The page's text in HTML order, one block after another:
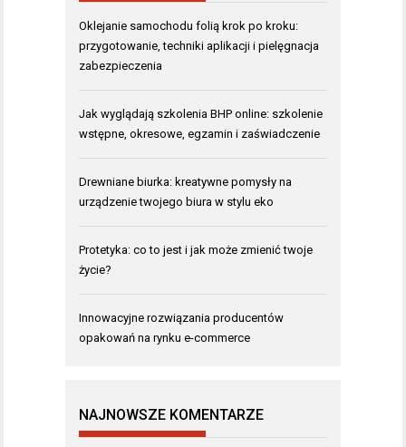
Oklejanie samochodu folią krok po kroku:
przygotowanie, techniki aplikacji i pielęgnacja
zabezpieczenia
Jak wyglądają szkolenia BHP online: szkolenie
wstępne, okresowe, egzamin i zaświadczenie
Drewniane biurka: kreatywne pomysły na
urządzenie twojego biura w stylu eko
Protetyka: co to jest i jak może zmienić twoje
życie?
Innowacyjne rozwiązania producentów
opakowań na rynku e-commerce
NAJNOWSZE KOMENTARZE